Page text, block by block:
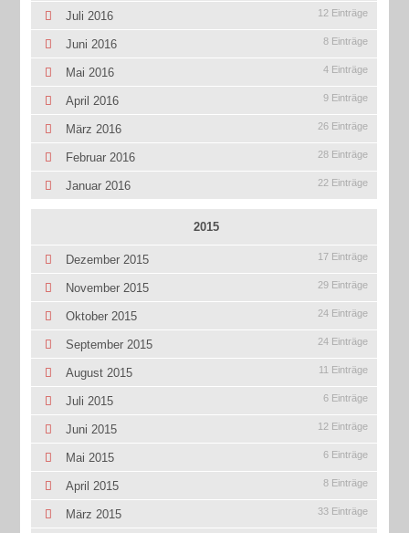
Juli 2016 12 Einträge
Juni 2016 8 Einträge
Mai 2016 4 Einträge
April 2016 9 Einträge
März 2016 26 Einträge
Februar 2016 28 Einträge
Januar 2016 22 Einträge
2015
Dezember 2015 17 Einträge
November 2015 29 Einträge
Oktober 2015 24 Einträge
September 2015 24 Einträge
August 2015 11 Einträge
Juli 2015 6 Einträge
Juni 2015 12 Einträge
Mai 2015 6 Einträge
April 2015 8 Einträge
März 2015 33 Einträge